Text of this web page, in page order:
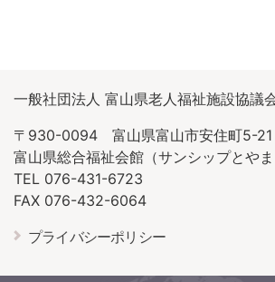
一般社団法人 富山県老人福祉施設協議
〒930-0094 富山県富山市安住町5-21
富山県総合福祉会館（サンシップとや
TEL 076-431-6723
FAX 076-432-6064
プライバシーポリシー